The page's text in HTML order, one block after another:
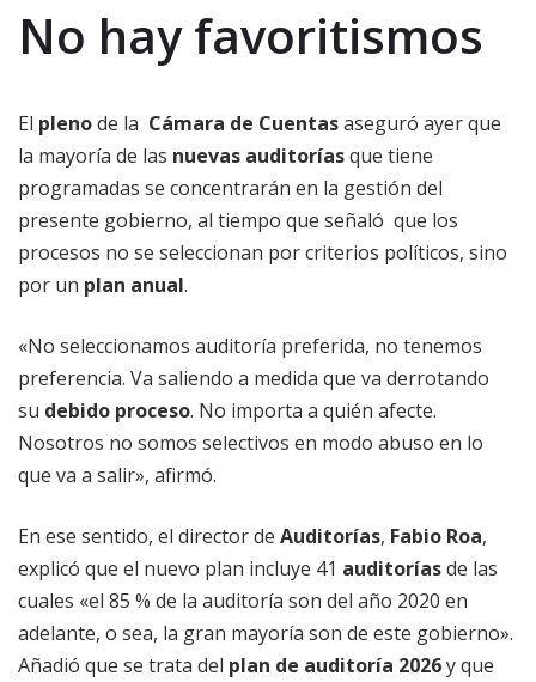
No hay favoritismos
El plenode la Cámara de Cuentasaseguró ayer que
la mayoría de las nuevas auditoríasque tiene
programadas se concentrarán en la gestión del
presente gobierno, al tiempo que señaló que los
procesos no se seleccionan por criterios políticos, sino
por un plan anual.
«No seleccionamos auditoría preferida, no tenemos
preferencia. Va saliendo a medida que va derrotando
su debido proceso. No importa a quién afecte.
Nosotros no somos selectivos en modo abuso en lo
que va a salir», afirmó.
En ese sentido, el director de Auditorías, Fabio Roa,
explicó que el nuevo plan incluye 41 auditoríasde las
cuales «el 85 % de la auditoría son del año 2020 en
adelante, o sea, la gran mayoría son de este gobierno».
Añadió que se trata del plan de auditoría 2026y que